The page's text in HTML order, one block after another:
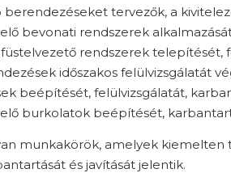
tervezők, a
bevonati rendszerek
rendszerek telepítését,
időszakos felülvizsgálatát
beépítését, felülvizsgálatát,
burkolatok beépítését,
munkakörök, amelyek
és javítását jelentik.